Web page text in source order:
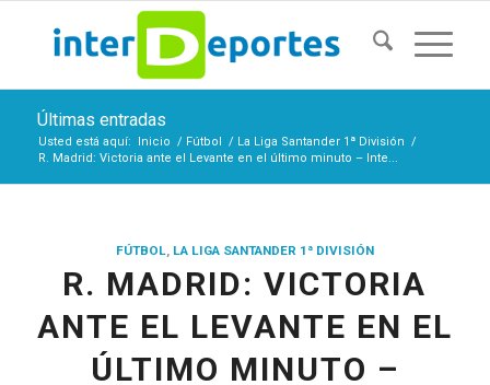
Últimas entradas
Usted está aquí: Inicio / Fútbol / La Liga Santander 1ª División /
R. Madrid: Victoria ante el Levante en el último minuto – Inte...
FÚTBOL, LA LIGA SANTANDER 1ª DIVISIÓN
R. MADRID: VICTORIA
ANTE EL LEVANTE EN EL
ÚLTIMO MINUTO –